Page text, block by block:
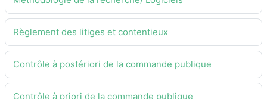
Règlement des litiges et contentieux
Contrôle à postériori de la commande publique
Contrôle à priori de la commande publique